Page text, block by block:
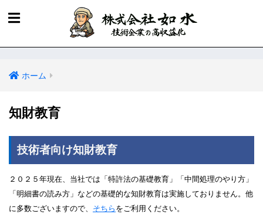
ホーム
知財教育
技術者向け知財教育
２０２５年現在、当社では「特許法の基礎教育」「中間処理のやり方」
「明細書の読み方」などの基礎的な知財教育は実施しておりません。他
に多数ございますので、 そちら をご利用ください。